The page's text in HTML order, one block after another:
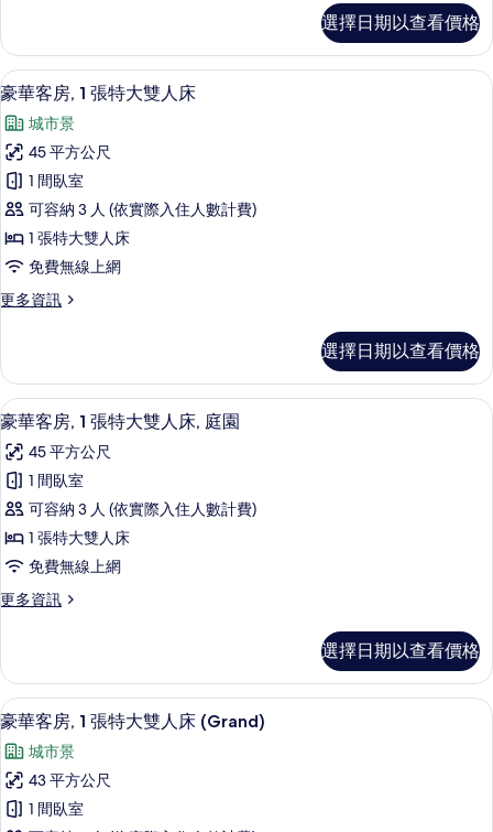
的
所
有
相
片
Room
with
Courtyard
的
詳
情
選擇日期以查看價格
顯
示
豪
華
客
房,
1
張
特
雙
人
床
的
所
有
相
片
高級寢具、羽絨被、迷你吧、客房內保
8
豪華客房, 1 張特大雙人床
城市景
45 平方公尺
1 間臥室
可容納 3 人 (依實際入住人數計費)
1 張特大雙人床
免費無線上網
更多資訊
更
客
房,
1
特
大
人
床
的
詳
情
選擇日期以查看價格
顯
示
豪
華
客
房,
張
大
雙
人
床,
庭
園
高級寢具、羽絨被、迷你吧、客房內保
7
豪華客房, 1 張特大雙人床, 庭園
45 平方公尺
1 間臥室
可容納 3 人 (依實際入住人數計費)
1 張特大雙人床
免費無線上網
更多資訊
更
客
房,
1
特
大
雙
人
選擇日期以查看價格
顯
示
豪
華
客
高級寢具、羽絨被、迷你吧、客房內保
6
豪華客房, 1 張特大雙人床 (Grand)
城市景
43 平方公尺
1 間臥室